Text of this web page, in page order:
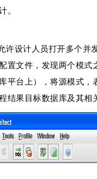
。
设计人员打开多个并
置文件，发现两个模式
平台上），将源模式，
结果目标数据库及其